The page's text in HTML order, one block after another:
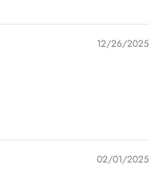
12/26/2025
02/01/2025